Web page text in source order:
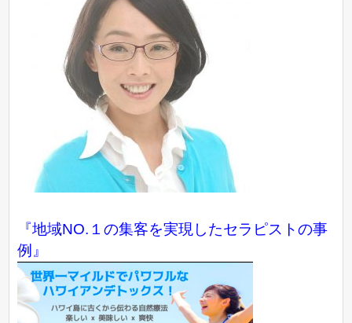
『地域NO.１の集客を実現したセラピストの事
例』